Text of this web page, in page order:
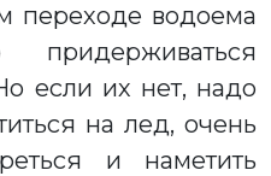
переходе водоема
придерживаться
если их нет, надо
на лед, очень
и наметить